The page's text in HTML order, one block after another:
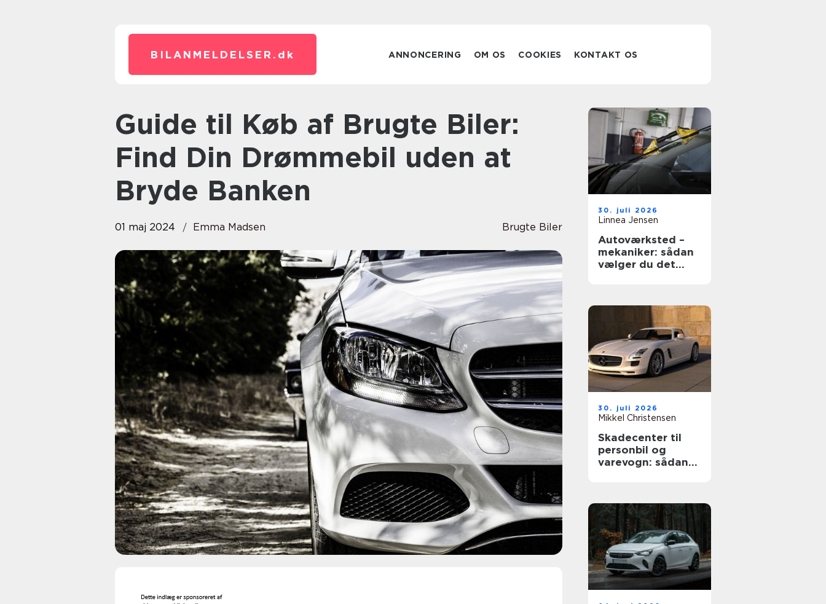
BILANMELDELSER. dk ANNONCERING OM OS COOKIES KONTAKT OS
Guide til Køb af Brugte Biler:
Find Din Drømmebil uden at
Bryde Banken
01 maj 2024 Emma Madsen Brugte Biler
30. juli 2026
Linnea Jensen
Autoværksted –
mekaniker: sådan
vælger du det
30. juli 2026
Mikkel Christensen
Skadecenter til
personbil og
varevogn: sådan